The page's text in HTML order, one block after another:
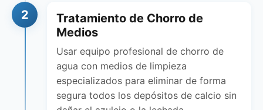
2
Tratamiento de Chorro de
Medios
Usar equipo profesional de chorro de
agua con medios de limpieza
especializados para eliminar de forma
segura todos los depósitos de calcio sin